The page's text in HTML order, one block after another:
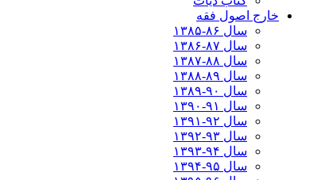
خارج اصول فقه
سال ۸۶-۱۳۸۵
سال ۸۷-۱۳۸۶
سال ۸۸-۱۳۸۷
سال ۸۹-۱۳۸۸
سال ۹۰-۱۳۸۹
سال ۹۱-۱۳۹۰
سال ۹۲-۱۳۹۱
سال ۹۳-۱۳۹۲
سال ۹۴-۱۳۹۳
سال ۹۵-۱۳۹۴